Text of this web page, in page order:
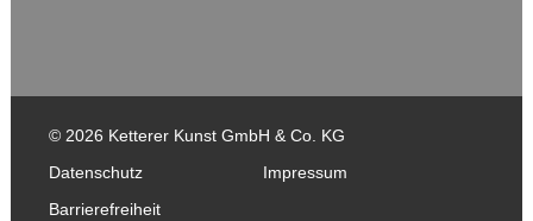
© 2026 Ketterer Kunst GmbH & Co. KG
Datenschutz
Impressum
Barrierefreiheit